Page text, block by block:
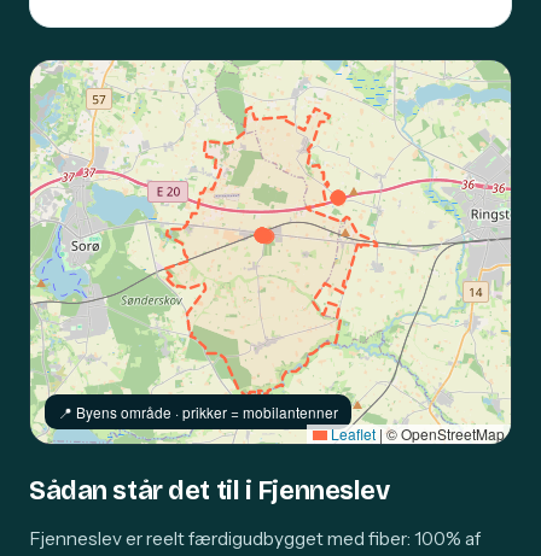
📍️ Byens område · prikker = mobilantenner
Leaflet |© OpenStreetMap
Sådan står det til i Fjenneslev
Fjenneslev er reelt færdigudbygget med fiber: 100% af